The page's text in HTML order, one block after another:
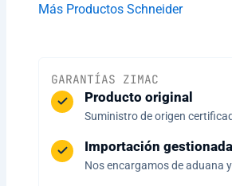
Más Productos Schneider
GARANTÍAS ZIMAC
Producto original
Suministro de origen
Importación gestionada
Nos encargamos de aduana